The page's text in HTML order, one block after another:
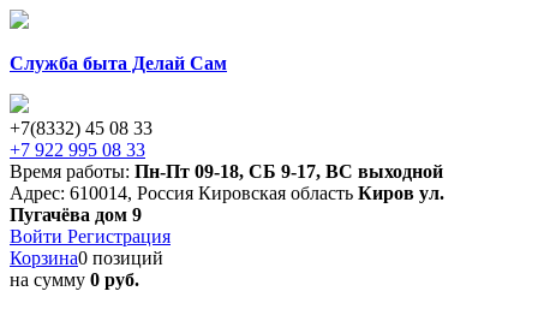
Служба быта Делай Сам
+7(8332) 45 08 33
+7 922 995 08 33
Время работы: Пн-Пт 09-18, СБ 9-17, ВС выходной
Адрес: 610014, Россия Кировская область Киров ул.
Пугачёва дом 9
Войти Регистрация
Корзина0 позиций
на сумму 0 руб.